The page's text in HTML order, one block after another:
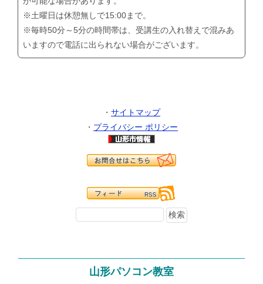
※土曜日は休憩無しで15:00まで。
※毎時50分～5分の時間帯は、受講生の入れ替えで混みあ
いますので電話に出られない場合がございます。
・ サイトマップ
・ プライバシー ポリシー
山形パソコン教室